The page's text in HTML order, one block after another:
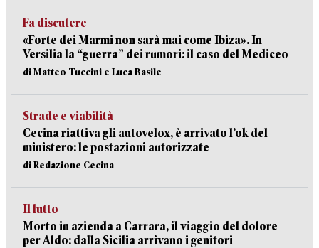
Fa discutere
«Forte dei Marmi non sarà mai come Ibiza». In
Versilia la “guerra” dei rumori: il caso del Mediceo
di Matteo Tuccini e Luca Basile
Strade e viabilità
Cecina riattiva gli autovelox, è arrivato l’ok del
ministero: le postazioni autorizzate
di Redazione Cecina
Il lutto
Morto in azienda a Carrara, il viaggio del dolore
per Aldo: dalla Sicilia arrivano i genitori